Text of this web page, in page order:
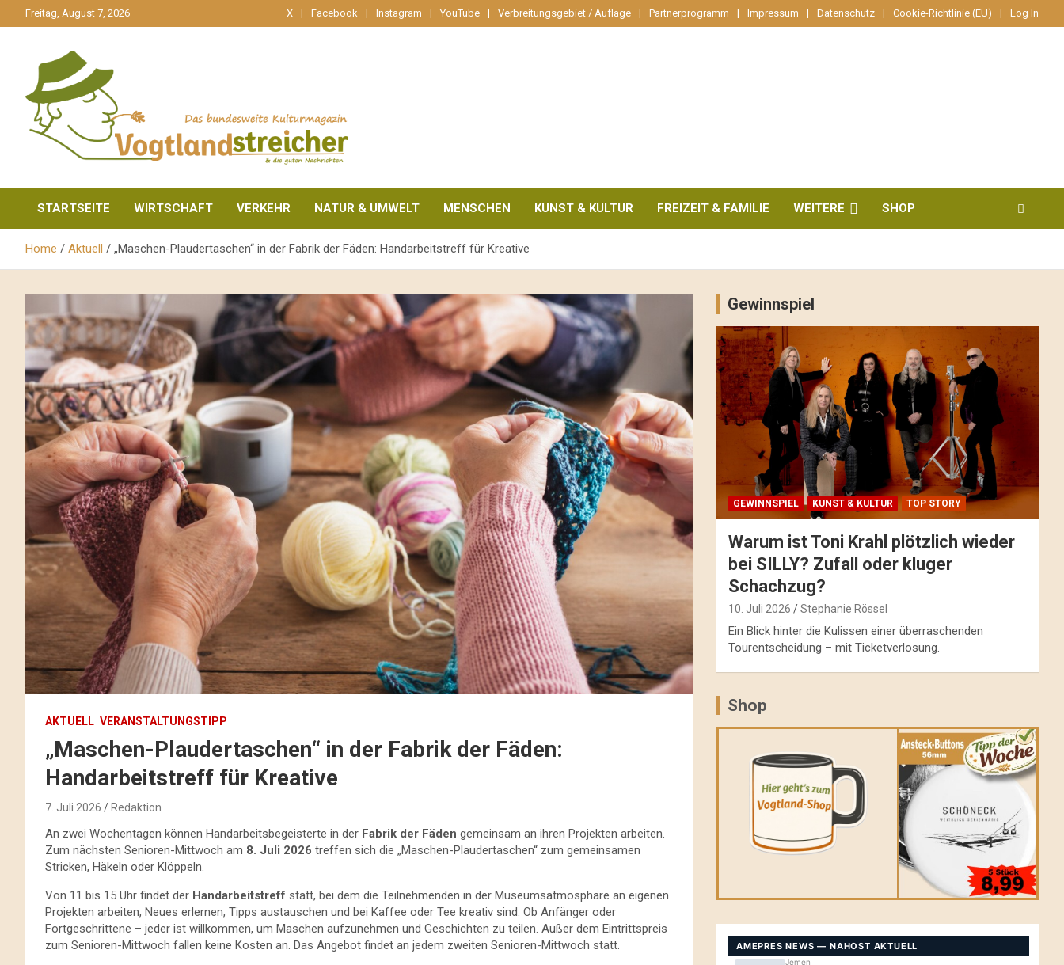
zum
Freitag, August 7, 2026 X Facebook Instagram YouTube Verbreitungsgebiet / Auflage Partnerprogramm Impressum Datenschutz Cookie-Richtlinie (EU) Log In
Vogtlandstreicher
STARTSEITE WIRTSCHAFT VERKEHR NATUR & UMWELT MENSCHEN KUNST & KULTUR FREIZEIT & FAMILIE WEITERE SHOP
Home Aktuell „Maschen-Plaudertaschen“ in der Fabrik der Fäden: Handarbeitstreff für Kreative
AKTUELL VERANSTALTUNGSTIPP
„Maschen-Plaudertaschen“ in der Fabrik der Fäden:
Handarbeitstreff für Kreative
7. Juli 2026 Redaktion
An zwei Wochentagen können Handarbeitsbegeisterte in der Fabrik der Fäden gemeinsam an ihren Projekten arbeiten.
Zum nächsten Senioren-Mittwoch am 8. Juli 2026 treffen sich die „Maschen-Plaudertaschen“ zum gemeinsamen
Stricken, Häkeln oder Klöppeln.
Von 11 bis 15 Uhr findet der Handarbeitstreff statt, bei dem die Teilnehmenden in der Museumsatmosphäre an eigenen
Projekten arbeiten, Neues erlernen, Tipps austauschen und bei Kaffee oder Tee kreativ sind. Ob Anfänger oder
Fortgeschrittene – jeder ist willkommen, um Maschen aufzunehmen und Geschichten zu teilen. Außer dem Eintrittspreis
zum Senioren-Mittwoch fallen keine Kosten an. Das Angebot findet an jedem zweiten Senioren-Mittwoch statt.
Gewinnspiel
GEWINNSPIEL KUNST & KULTUR TOP STORY
Warum ist Toni Krahl plötzlich wieder
bei SILLY? Zufall oder kluger
Schachzug?
10. Juli 2026 Stephanie Rössel
Ein Blick hinter die Kulissen einer überraschenden
Tourentscheidung – mit Ticketverlosung.
Shop